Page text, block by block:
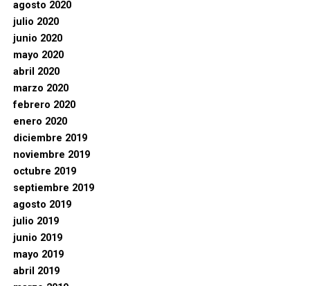
agosto 2020
julio 2020
junio 2020
mayo 2020
abril 2020
marzo 2020
febrero 2020
enero 2020
diciembre 2019
noviembre 2019
octubre 2019
septiembre 2019
agosto 2019
julio 2019
junio 2019
mayo 2019
abril 2019